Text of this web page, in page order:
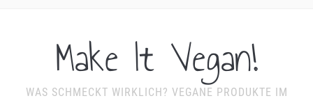
Make It Vegan!
WAS SCHMECKT WIRKLICH? VEGANE PRODUKTE IM